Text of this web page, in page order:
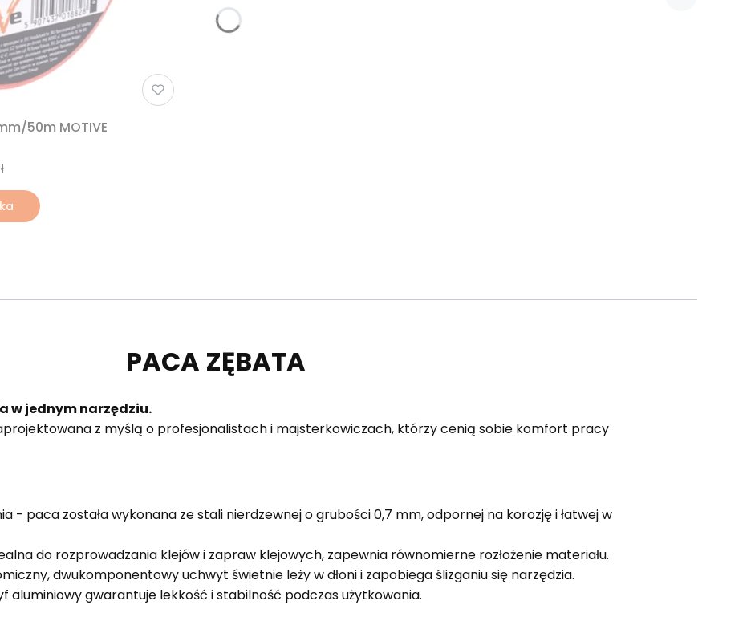
50m MOTIVE
PACA ZĘBATA
w jednym narzędziu.
z myślą o profesjonalistach i majsterkowiczach, którzy cenią sobie komfort pracy
- paca została wykonana ze stali nierdzewnej o grubości 0,7 mm, odpornej na korozję i łatwej w
do rozprowadzania klejów i zapraw klejowych, zapewnia równomierne rozłożenie materiału.
dwukomponentowy uchwyt świetnie leży w dłoni i zapobiega ślizganiu się narzędzia.
aluminiowy gwarantuje lekkość i stabilność podczas użytkowania.